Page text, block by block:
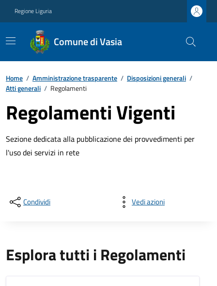
Regione Liguria
Comune di Vasia
Home / Amministrazione trasparente / Disposizioni generali /
Atti generali / Regolamenti
Regolamenti Vigenti
Sezione dedicata alla pubblicazione dei provvedimenti per
l'uso dei servizi in rete
Condividi Vedi azioni
Esplora tutti i Regolamenti